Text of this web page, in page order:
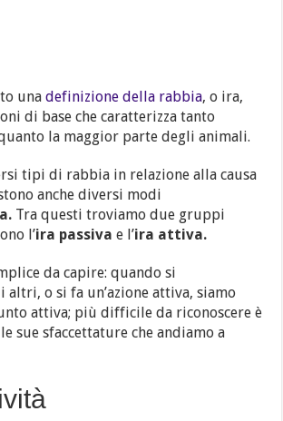
unadefinizione della rabbia, o ira,
di base che caratterizza tanto
quanto la maggior parte degli animali.
tipi di rabbia in relazione alla causa
anche diversi modi
Tra questi troviamo due gruppi
l’ira passivae l’ira attiva.
da capire: quando si
altri, o si fa un’azione attiva, siamo
attiva; più difficile da riconoscere è
sue sfaccettature che andiamo a